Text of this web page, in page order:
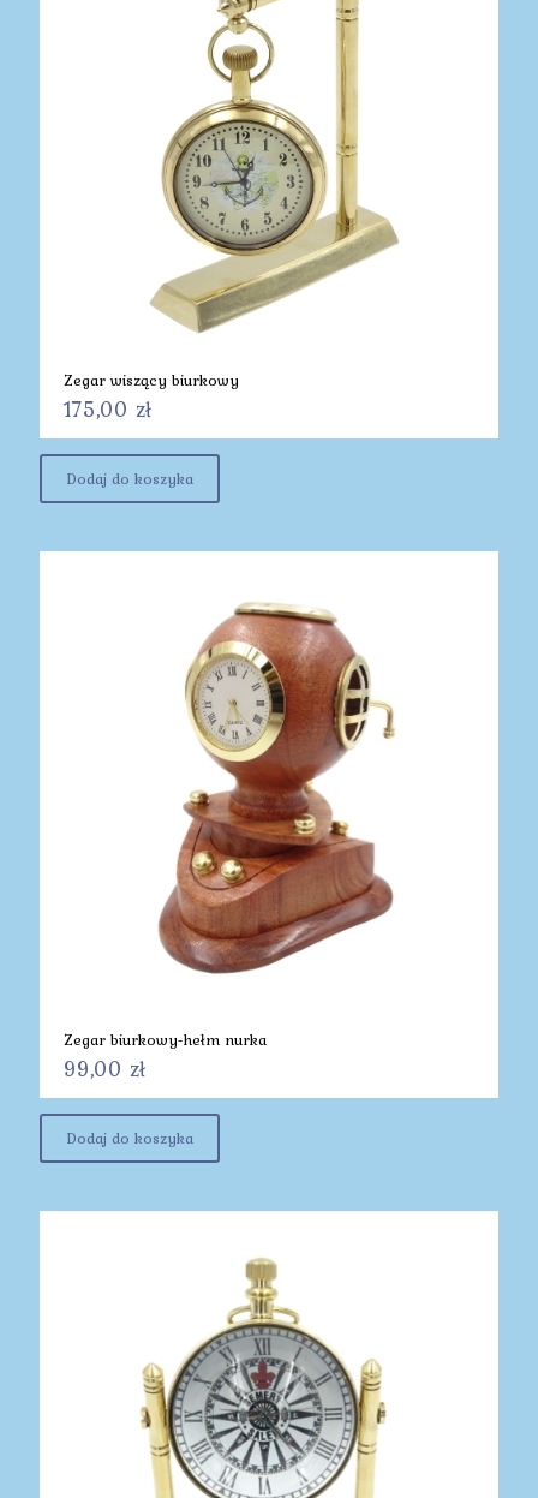
Zegar wiszący biurkowy
175,00 zł
Dodaj do koszyka
Zegar biurkowy-hełm nurka
99,00 zł
Dodaj do koszyka